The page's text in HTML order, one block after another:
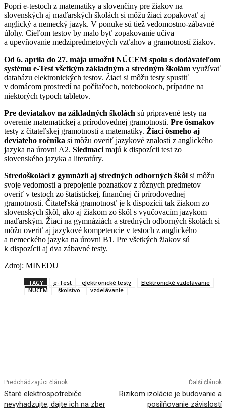
Popri e-testoch z matematiky a slovenčiny pre žiakov na
slovenských aj maďarských školách si môžu žiaci zopakovať aj
anglický a nemecký jazyk. V ponuke sú tiež vedomostno-zábavné
úlohy. Cieľom testov by malo byť zopakovanie učiva
a upevňovanie medzipredmetových vzťahov a gramotností žiakov.
Od 6. apríla do 27. mája umožní NÚCEM spolu s dodávateľom
systému e-Test všetkým základným a stredným školám využívať
databázu elektronických testov. Žiaci si môžu testy spustiť
v domácom prostredí na počítačoch, notebookoch, prípadne na
niektorých typoch tabletov.
Pre deviatakov na základných školách sú pripravené testy na
overenie matematickej a prírodovednej gramotnosti. Pre ôsmakov
testy z čitateľskej gramotnosti a matematiky. Žiaci ôsmeho aj
deviateho ročníka si môžu overiť jazykové znalosti z anglického
jazyka na úrovni A2. Siedmaci majú k dispozícii test zo
slovenského jazyka a literatúry.
Stredoškoláci z gymnázií aj stredných odborných škôl si môžu
svoje vedomosti a prepojenie poznatkov z rôznych predmetov
overiť v testoch zo štatistickej, finančnej či prírodovednej
gramotnosti. Čitateľská gramotnosť je k dispozícii tak žiakom zo
slovenských škôl, ako aj žiakom zo škôl s vyučovacím jazykom
maďarským. Žiaci na gymnáziách a stredných odborných školách si
môžu overiť aj jazykové kompetencie v testoch z anglického
a nemeckého jazyka na úrovni B1. Pre všetkých žiakov sú
k dispozícii aj dva zábavné testy.
Zdroj: MINEDU
TAGY e-Test elektronické testy
Elektronické vzdelávanie
NÚCEM
školstvo vzdelávanie
Predchádzajúci článok
Staré elektrospotrebiče
nevyhadzujte, dajte ich na zber
Ďalší článok
Rizikom izolácie je budovanie a
posilňovanie závislostí